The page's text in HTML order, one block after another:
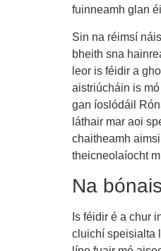
fuinneamh glan
Sin na réimsí
bheith sna
leor is féidir a
aistriúcháin is
gan íoslódáil
láthair mar aoi
chaitheamh
theicneolaíocht
Na
Is féidir é a chur
cluichí speisialta